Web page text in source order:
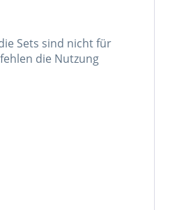
Sets sind nicht für
die Nutzung